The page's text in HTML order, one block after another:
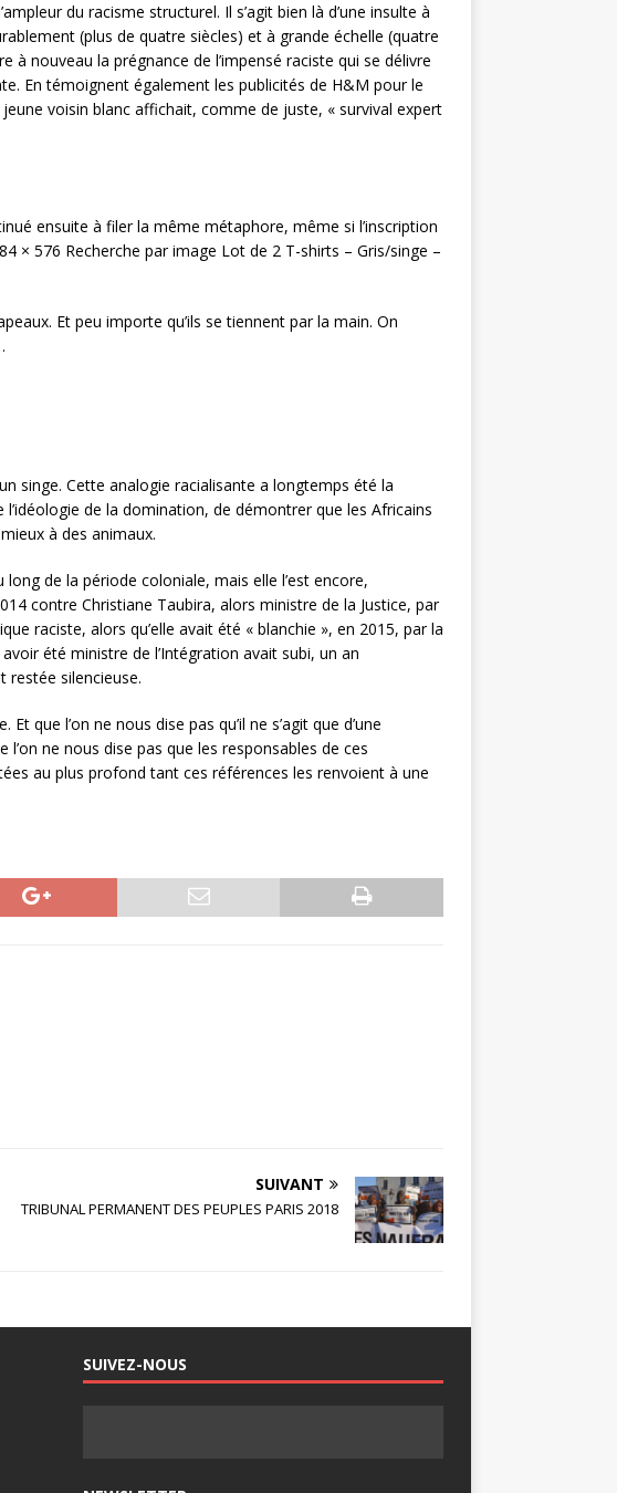
du racisme structurel. Il s’agit bien là d’une insulte à
(plus de quatre siècles) et à grande échelle (quatre
nouveau la prégnance de l’impensé raciste qui se délivre
En témoignent également les publicités de H&M pour le
voisin blanc affichait, comme de juste, « survival expert
ensuite à filer la même métaphore, même si l’inscription
× 576 Recherche par image Lot de 2 T-shirts – Gris/singe –
Et peu importe qu’ils se tiennent par la main. On
singe. Cette analogie racialisante a longtemps été la
de la domination, de démontrer que les Africains
à des animaux.
de la période coloniale, mais elle l’est encore,
contre Christiane Taubira, alors ministre de la Justice, par
raciste, alors qu’elle avait été « blanchie », en 2015, par la
été ministre de l’Intégration avait subi, un an
restée silencieuse.
que l’on ne nous dise pas qu’il ne s’agit que d’une
ne nous dise pas que les responsables de ces
au plus profond tant ces références les renvoient à une
SUIVANT
TRIBUNAL PERMANENT DES PEUPLES PARIS 2018
SUIVEZ-NOUS